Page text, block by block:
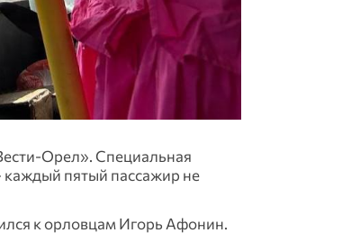
Орел». Специальная
каждый пятый пассажир не
к орловцам Игорь Афонин.